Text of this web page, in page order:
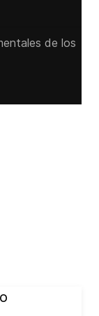
de los